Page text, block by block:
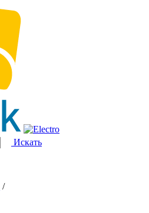
Искать
/